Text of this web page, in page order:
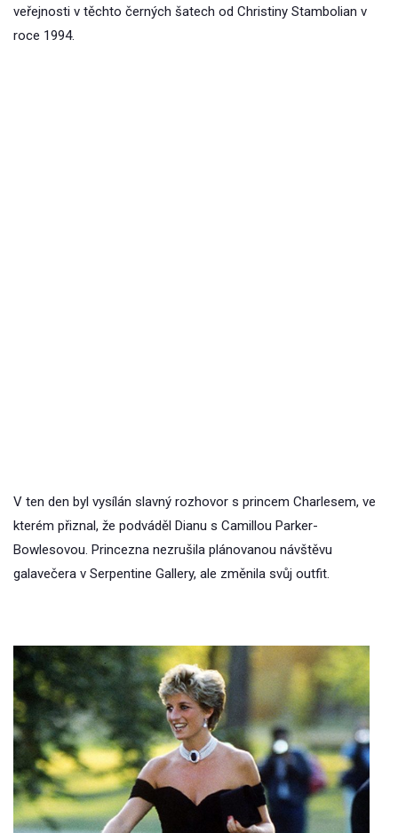
veřejnosti v těchto černých šatech od Christiny Stambolian v
roce 1994.
V ten den byl vysílán slavný rozhovor s princem Charlesem, ve
kterém přiznal, že podváděl Dianu s Camillou Parker-
Bowlesovou. Princezna nezrušila plánovanou návštěvu
galavečera v Serpentine Gallery, ale změnila svůj outfit.